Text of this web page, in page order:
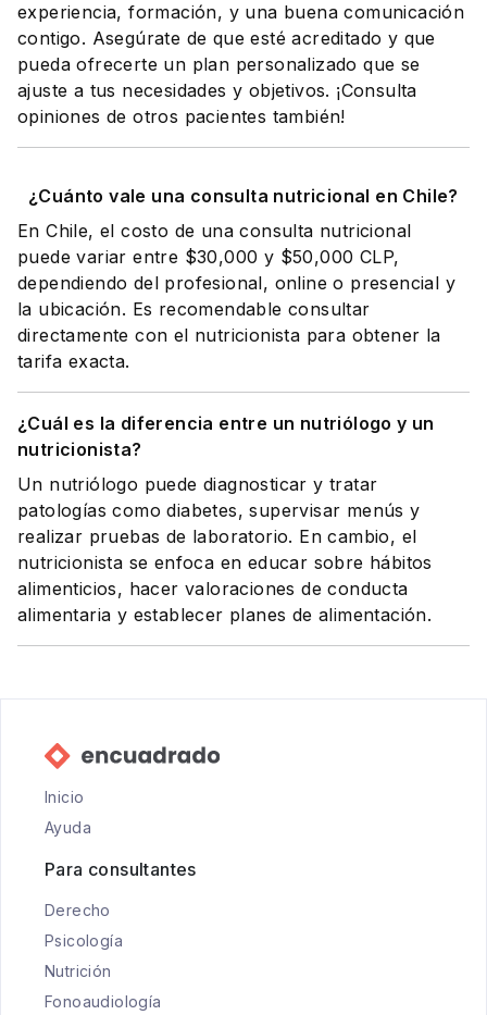
experiencia, formación, y una buena comunicación
contigo. Asegúrate de que esté acreditado y que
pueda ofrecerte un plan personalizado que se
ajuste a tus necesidades y objetivos. ¡Consulta
opiniones de otros pacientes también!
¿Cuánto vale una consulta nutricional en Chile?
En Chile, el costo de una consulta nutricional
puede variar entre $30,000 y $50,000 CLP,
dependiendo del profesional, online o presencial y
la ubicación. Es recomendable consultar
directamente con el nutricionista para obtener la
tarifa exacta.
¿Cuál es la diferencia entre un nutriólogo y un
nutricionista?
Un nutriólogo puede diagnosticar y tratar
patologías como diabetes, supervisar menús y
realizar pruebas de laboratorio. En cambio, el
nutricionista se enfoca en educar sobre hábitos
alimenticios, hacer valoraciones de conducta
alimentaria y establecer planes de alimentación.
Inicio
Ayuda
Para consultantes
Derecho
Psicología
Nutrición
Fonoaudiología